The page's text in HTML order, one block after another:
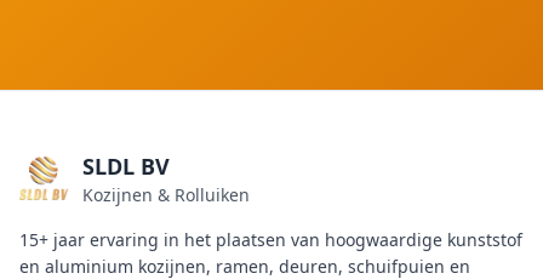
SLDL BV
Kozijnen & Rolluiken
15+ jaar ervaring in het plaatsen van hoogwaardige kunststof
en aluminium kozijnen, ramen, deuren, schuifpuien en